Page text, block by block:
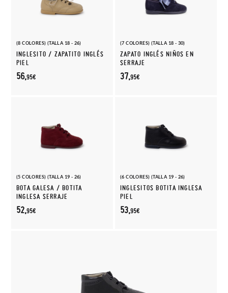
(8 COLORES) (TALLA 18 - 26)
INGLESITO / ZAPATITO INGLÉS
PIEL
56,95€
(7 COLORES) (TALLA 18 - 30)
ZAPATO INGLÉS NIÑOS EN
SERRAJE
37,95€
(5 COLORES) (TALLA 19 - 26)
BOTA GALESA / BOTITA
INGLESA SERRAJE
52,95€
(6 COLORES) (TALLA 19 - 26)
INGLESITOS BOTITA INGLESA
PIEL
53,95€